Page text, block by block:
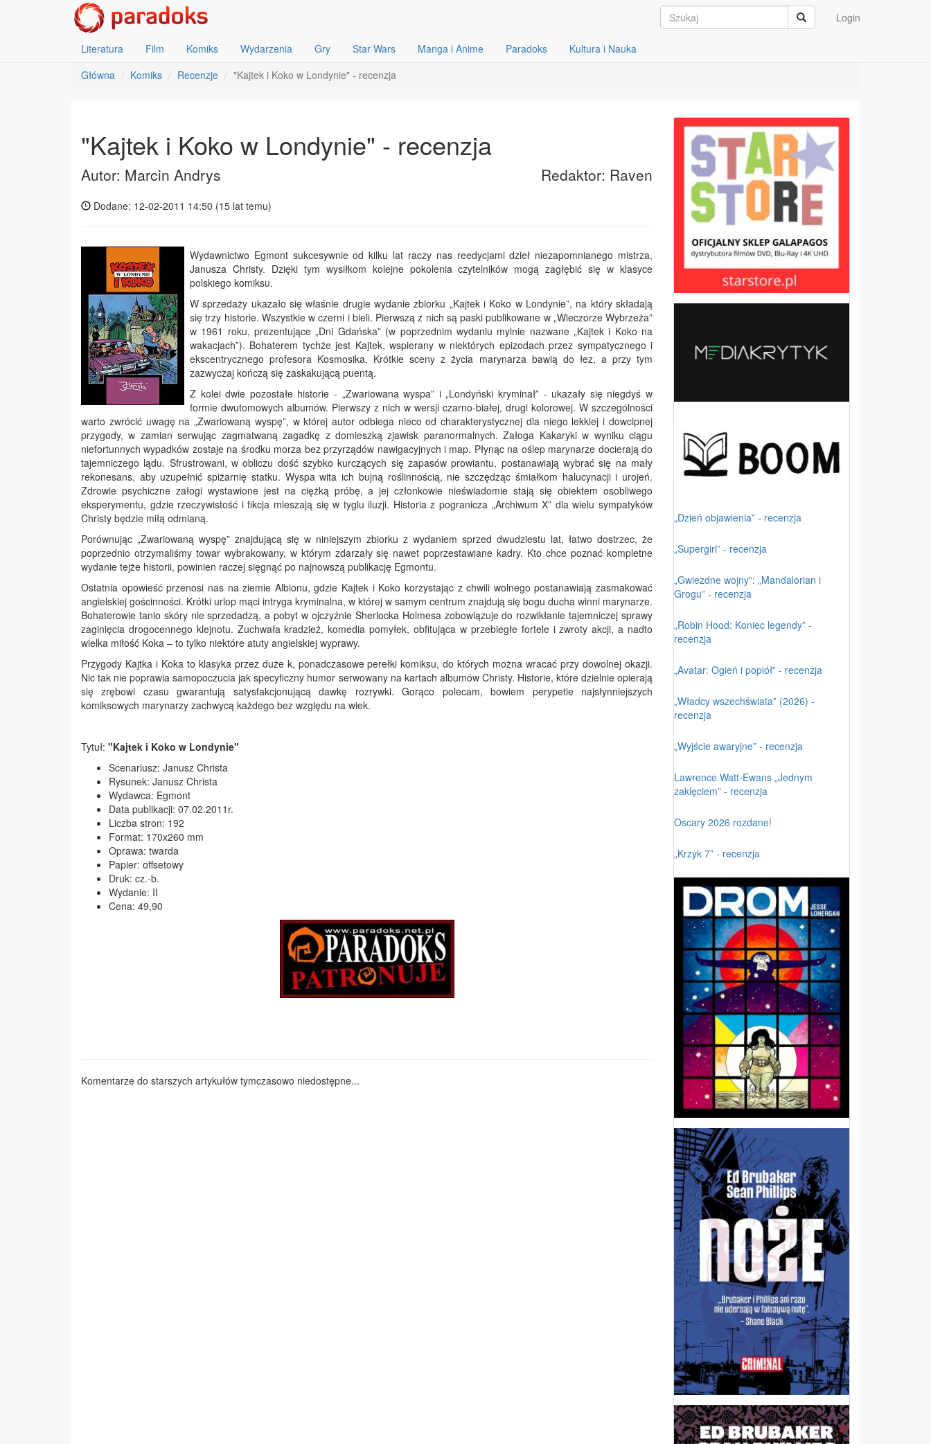
Login
Literatura Film Komiks Wydarzenia Gry Star Wars Manga i Anime Paradoks
Kultura i Nauka
Główna
Komiks Recenzje "Kajtek i Koko w Londynie" - recenzja
"Kajtek i Koko w Londynie" - recenzja
Autor: Marcin Andrys Redaktor: Raven
Dodane: 12-02-2011 14:50 (15 lat temu)
Wydawnictwo Egmont sukcesywnie od kilku lat raczy nas reedycjami dzieł niezapomnianego mistrza,
Janusza Christy. Dzięki tym wysiłkom kolejne pokolenia czytelników mogą zagłębić się w klasyce
polskiego komiksu.
W sprzedaży ukazało się właśnie drugie wydanie zbiorku „Kajtek i Koko w Londynie”, na który składają
się trzy historie. Wszystkie w czerni i bieli. Pierwszą z nich są paski publikowane w „Wieczorze Wybrzeża”
w 1961 roku, prezentujące „Dni Gdańska” (w poprzednim wydaniu mylnie nazwane „Kajtek i Koko na
wakacjach”). Bohaterem tychże jest Kajtek, wspierany w niektórych epizodach przez sympatycznego i
ekscentrycznego profesora Kosmosika. Krótkie sceny z życia marynarza bawią do łez, a przy tym
zazwyczaj kończą się zaskakującą puentą.
Z kolei dwie pozostałe historie - „Zwariowana wyspa” i „Londyński kryminał” - ukazały się niegdyś w
formie dwutomowych albumów. Pierwszy z nich w wersji czarno-białej, drugi kolorowej. W szczególności
warto zwrócić uwagę na „Zwariowaną wyspę”, w której autor odbiega nieco od charakterystycznej dla niego lekkiej i dowcipnej
przygody, w zamian serwując zagmatwaną zagadkę z domieszką zjawisk paranormalnych. Załoga Kakaryki w wyniku ciągu
niefortunnych wypadków zostaje na środku morza bez przyrządów nawigacyjnych i map. Płynąc na oślep marynarze docierają do
tajemniczego lądu. Sfrustrowani, w obliczu dość szybko kurczących się zapasów prowiantu, postanawiają wybrać się na mały
rekonesans, aby uzupełnić spiżarnię statku. Wyspa wita ich bujną roślinnością, nie szczędząc śmiałkom halucynacji i urojeń.
Zdrowie psychiczne załogi wystawione jest na ciężką próbę, a jej członkowie nieświadomie stają się obiektem osobliwego
eksperymentu, gdzie rzeczywistość i fikcja mieszają się w tyglu iluzji. Historia z pogranicza „Archiwum X” dla wielu sympatyków
Christy będzie miłą odmianą.
Porównując „Zwariowaną wyspę” znajdującą się w niniejszym zbiorku z wydaniem sprzed dwudziestu lat, łatwo dostrzec, że
poprzednio otrzymaliśmy towar wybrakowany, w którym zdarzały się nawet poprzestawiane kadry. Kto chce poznać kompletne
wydanie tejże historii, powinien raczej sięgnąć po najnowszą publikację Egmontu.
Ostatnia opowieść przenosi nas na ziemie Albionu, gdzie Kajtek i Koko korzystając z chwili wolnego postanawiają zasmakować
angielskiej gościnności. Krótki urlop mąci intryga kryminalna, w której w samym centrum znajdują się bogu ducha winni marynarze.
Bohaterowie tanio skóry nie sprzedadzą, a pobyt w ojczyźnie Sherlocka Holmesa zobowiązuje do rozwikłanie tajemniczej sprawy
zaginięcia drogocennego klejnotu. Zuchwała kradzież, komedia pomyłek, obfitująca w przebiegłe fortele i zwroty akcji, a nadto
wielka miłość Koka – to tylko niektóre atuty angielskiej wyprawy.
Przygody Kajtka i Koka to klasyka przez duże k, ponadczasowe perełki komiksu, do których można wracać przy dowolnej okazji.
Nic tak nie poprawia samopoczucia jak specyficzny humor serwowany na kartach albumów Christy. Historie, które dzielnie opierają
się zrębowi czasu gwarantują satysfakcjonującą dawkę rozrywki. Gorąco polecam, bowiem perypetie najsłynniejszych
komiksowych marynarzy zachwycą każdego bez względu na wiek.
Tytuł: "Kajtek i Koko w Londynie"
Scenariusz: Janusz Christa
Rysunek: Janusz Christa
Wydawca: Egmont
Data publikacji: 07.02.2011r.
Liczba stron: 192
Format: 170x260 mm
Oprawa: twarda
Papier: offsetowy
Druk: cz.-b.
Wydanie: II
Cena: 49,90
Komentarze do starszych artykułów tymczasowo niedostępne...
„Dzień objawienia” - recenzja
„Supergirl” - recenzja
„Gwiezdne wojny”: „Mandalorian i
Grogu” - recenzja
„Robin Hood: Koniec legendy” -
recenzja
„Avatar: Ogień i popiół” - recenzja
„Władcy wszechświata” (2026) -
recenzja
„Wyjście awaryjne” - recenzja
Lawrence Watt-Ewans „Jednym
zaklęciem” - recenzja
Oscary 2026 rozdane!
„Krzyk 7” - recenzja